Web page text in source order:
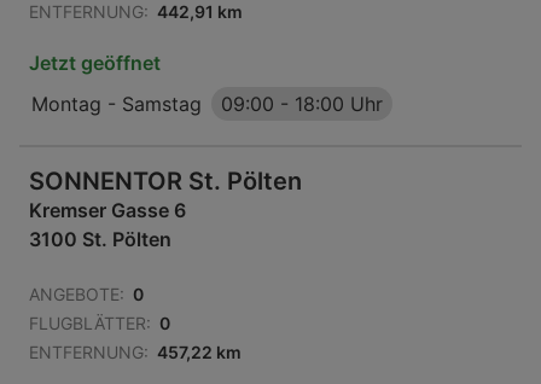
ENTFERNUNG: 442,91 km
Jetzt geöffnet
Montag - Samstag
09:00 - 18:00 Uhr
SONNENTOR St. Pölten
Kremser Gasse 6
3100 St. Pölten
ANGEBOTE: 0
FLUGBLÄTTER: 0
ENTFERNUNG: 457,22 km